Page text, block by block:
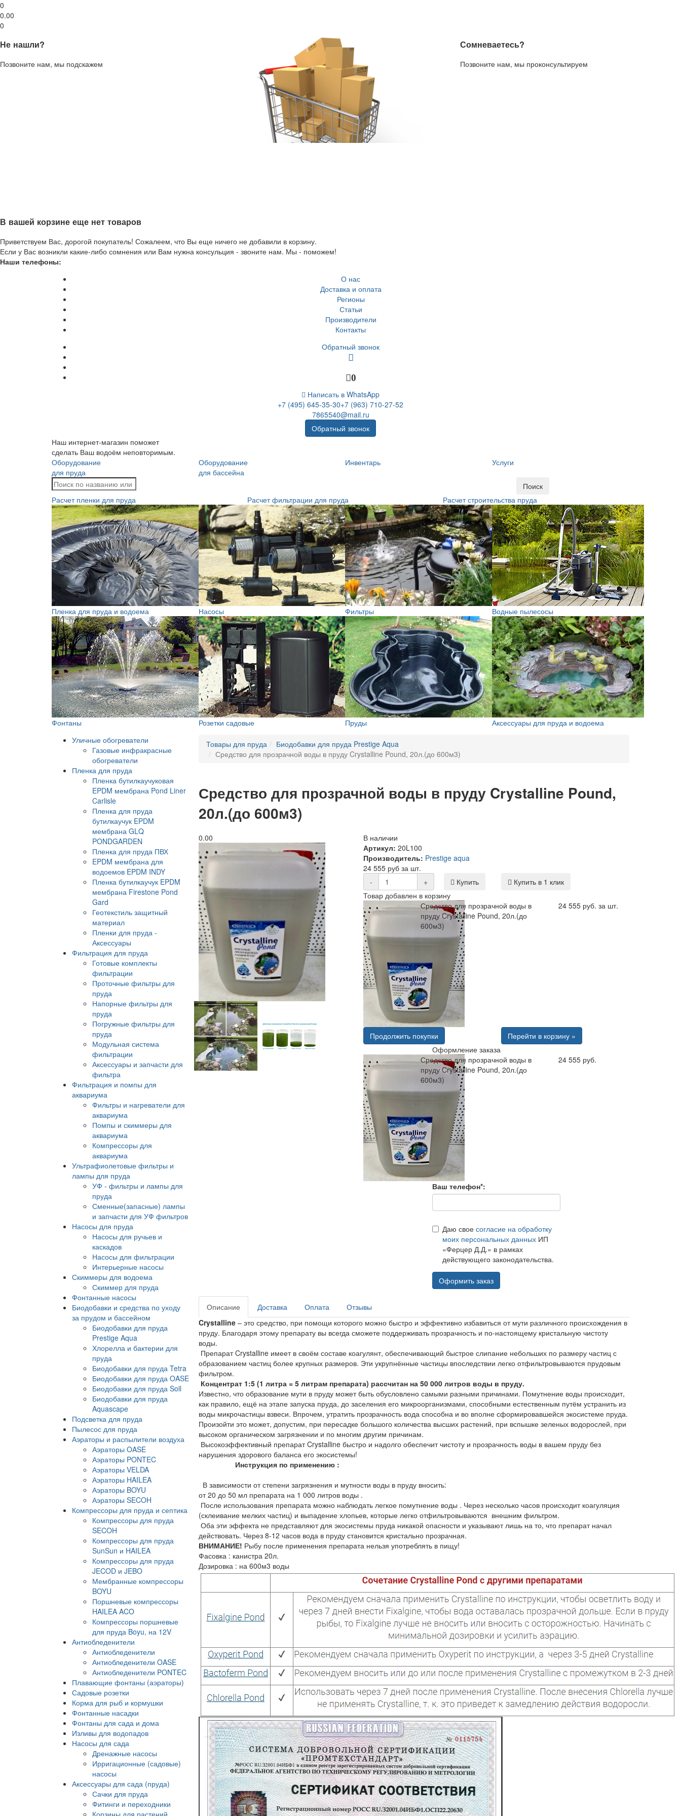
0
0.00
0
Не нашли?
Позвоните нам, мы подскажем
Сомневаетесь?
Позвоните нам, мы проконсультируем
В вашей корзине еще нет товаров
Приветствуем Вас, дорогой покупатель! Сожалеем, что Вы еще ничего не добавили в корзину.
Если у Вас возникли какие-либо сомнения или Вам нужна консульция - звоните нам. Мы - поможем!
Наши телефоны:
О нас
Доставка и оплата
Регионы
Статьи
Производители
Контакты
Обратный звонок
0
Написать в WhatsApp
+7 (495) 645-35-30+7 (963) 710-27-52
7865540@mail.ru
Обратный звонок
Наш интернет-магазин поможет
сделать Ваш водоём неповторимым.
Оборудование
для пруда
Оборудование
для бассейна
Инвентарь Услуги
Поиск
Расчет пленки для пруда
Расчет фильтрации для пруда Расчет строительства пруда
Пленка для пруда и водоема Насосы Фильтры Водные пылесосы
Фонтаны Розетки садовые Пруды
Аксессуары для пруда и водоема
Уличные обогреватели
Газовые инфракрасные
обогреватели
Пленка для пруда
Пленка бутилкаучуковая
EPDM мембрана Pond Liner
Carlisle
Пленка для пруда
бутилкаучук EPDM
мембрана GLQ
PONDGARDEN
Пленка для пруда ПВХ
EPDM мембрана для
водоемов EPDM INDY
Пленка бутилкаучук EPDM
мембрана Firestone Pond
Gard
Геотекстиль защитный
материал
Пленки для пруда -
Аксессуары
Фильтрация для пруда
Готовые комплекты
фильтрации
Проточные фильтры для
пруда
Напорные фильтры для
пруда
Погружные фильтры для
пруда
Модульная система
фильтрации
Аксессуары и запчасти для
фильтра
Фильтрация и помпы для
аквариума
Фильтры и нагреватели для
аквариума
Помпы и скиммеры для
аквариума
Компрессоры для
аквариума
Ультрафиолетовые фильтры и
лампы для пруда
УФ - фильтры и лампы для
пруда
Сменные(запасные) лампы
и запчасти для УФ фильтров
Насосы для пруда
Насосы для ручьев и
каскадов
Насосы для фильтрации
Интерьерные насосы
Скиммеры для водоема
Скиммер для пруда
Фонтанные насосы
Биодобавки и средства по уходу
за прудом и бассейном
Биодобавки для пруда
Prestige Aqua
Хлорелла и бактерии для
пруда
Биодобавки для пруда Tetra
Биодобавки для пруда OASE
Биодобавки для пруда Soll
Биодобавки для пруда
Aquascape
Подсветка для пруда
Пылесос для пруда
Аэраторы и распылители воздуха
Аэраторы OASE
Аэраторы PONTEC
Аэраторы VELDA
Аэраторы HAILEA
Аэраторы BOYU
Аэраторы SECOH
Компрессоры для пруда и септика
Компрессоры для пруда
SECOH
Компрессоры для пруда
SunSun и HAILEA
Компрессоры для пруда
JECOD и JEBO
Мембранные компрессоры
BOYU
Поршневые компрессоры
HAILEA ACO
Компрессоры поршневые
для пруда Boyu, на 12V
Антиобледенители
Антиобледенители
Антиобледенители OASE
Антиобледенители PONTEC
Плавающие фонтаны (аэраторы)
Садовые розетки
Корма для рыб и кормушки
Фонтанные насадки
Фонтаны для сада и дома
Изливы для водопадов
Насосы для сада
Дренажные насосы
Ирригационные (садовые)
насосы
Аксессуары для сада (пруда)
Сачки для пруда
Фитинги и переходники
Корзины для растений
Товары для пруда
Биодобавки для пруда Prestige Aqua
Средство для прозрачной воды в пруду Crystalline Pound, 20л.(до 600м3)
Средство для прозрачной воды в пруду Crystalline Pound,
20л.(до 600м3)
0.00
В наличии
Артикул: 20L100
Производитель: Prestige aqua
24 555 руб за шт.
-
+ Купить
Купить в 1 клик
Товар добавлен в корзину
Средство для прозрачной воды в
пруду Crystalline Pound, 20л.(до
600м3)
24 555 руб. за шт.
Продолжить покупки
Перейти в корзину »
Оформление заказа
Средство для прозрачной воды в
пруду Crystalline Pound, 20л.(до
600м3)
24 555 руб.
Ваш телефон*:
Даю свое согласие на обработку
моих персональных данныхИП
«Ферцер Д.Д.» в рамках
действующего законодательства.
Оформить заказ
Описание Доставка Оплата
Отзывы
Crystalline – это средство, при помощи которого можно быстро и эффективно избавиться от мути различного происхождения в
пруду. Благодаря этому препарату вы всегда сможете поддерживать прозрачность и по-настоящему кристальную чистоту
воды.
Препарат Crystalline имеет в своём составе коагулянт, обеспечивающий быстрое слипание небольших по размеру частиц с
образованием частиц более крупных размеров. Эти укрупнённые частицы впоследствии легко отфильтровываются прудовым
фильтром.
Концентрат 1:5 (1 литра = 5 литрам препарата) рассчитан на 50 000 литров воды в пруду.
Известно, что образование мути в пруду может быть обусловлено самыми разными причинами. Помутнение воды происходит,
как правило, ещё на этапе запуска пруда, до заселения его микроорганизмами, способными естественным путём устранить из
воды микрочастицы взвеси. Впрочем, утратить прозрачность вода способна и во вполне сформировавшейся экосистеме пруда.
Произойти это может, допустим, при пересадке большого количества высших растений, при вспышке зеленых водорослей, при
высоком органическом загрязнении и по многим другим причинам.
Высокоэффективный препарат Crystalline быстро и надолго обеспечит чистоту и прозрачность воды в вашем пруду без
нарушения здорового баланса его экосистемы!
Инструкция по применению :
В зависимости от степени загрязнения и мутности воды в пруду вносить:
от 20 до 50 мл препарата на 1 000 литров воды .
После использования препарата можно наблюдать легкое помутнение воды . Через несколько часов происходит коагуляция
(склеивание мелких частиц) и выпадение хлопьев, которые легко отфильтровываются внешним фильтром.
Оба эти эффекта не представляют для экосистемы пруда никакой опасности и указывают лишь на то, что препарат начал
действовать. Через 8-12 часов вода в пруду становится кристально прозрачная.
ВНИМАНИЕ! Рыбу после применения препарата нельзя употреблять в пищу!
Фасовка : канистра 20л.
Дозировка : на 600м3 воды